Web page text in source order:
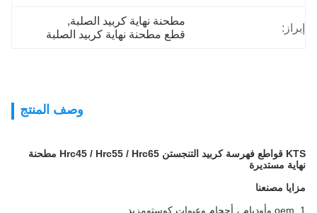
إبراز:
مطحنة نهاية كربيد الصلبة,
قطع مطحنة نهاية كربيد الصلبة
وصف المنتج
KTS قواطع فهرسة كربيد التنجستن Hrc45 / Hrc55 / Hrc65 مطحنة
نهاية مستديرة
مزايا مصنعنا